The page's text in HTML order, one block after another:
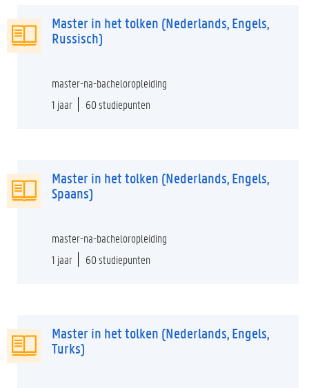
Master in het tolken (Nederlands, Engels,
Russisch)
master-na-bacheloropleiding
1 jaar
60 studiepunten
Master in het tolken (Nederlands, Engels,
Spaans)
master-na-bacheloropleiding
1 jaar
60 studiepunten
Master in het tolken (Nederlands, Engels,
Turks)